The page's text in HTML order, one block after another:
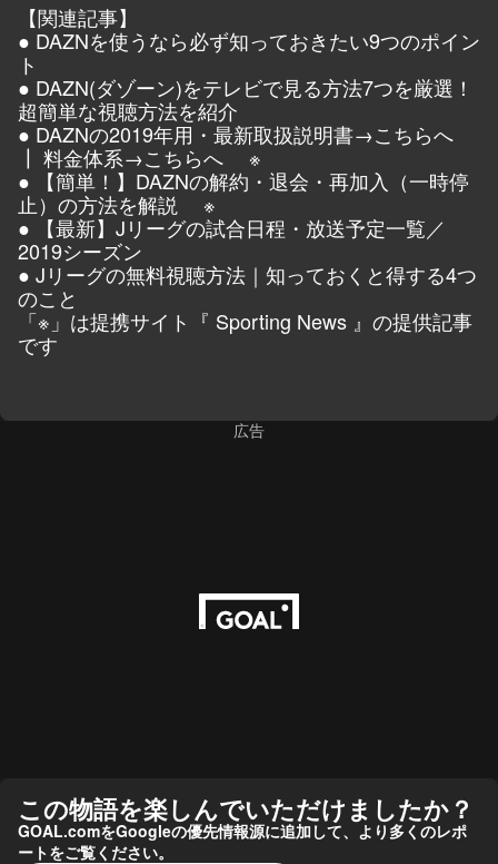
【関連記事】
● DAZNを使うなら必ず知っておきたい9つのポイン
ト
● DAZN(ダゾーン)をテレビで見る方法7つを厳選！
超簡単な視聴方法を紹介
● DAZNの2019年用・最新取扱説明書→こちらへ
┃ 料金体系→こちらへ
※
●
【簡単！】DAZNの解約・退会・再加入（一時停
止）の方法を解説
※
●
【最新】Jリーグの試合日程・放送予定一覧／
2019シーズン
● Jリーグの無料視聴方法｜知っておくと得する4つ
のこと
「※」は提携サイト『 Sporting News 』の提供記事
です
広告
この物語を楽しんでいただけましたか？
GOAL.comをGoogleの優先情報源に追加して、より多くのレポ
ートをご覧ください。